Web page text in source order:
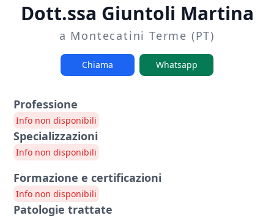
Dott.ssa Giuntoli Martina
a Montecatini Terme (PT)
Chiama Whatsapp
Professione
Info non disponibili
Specializzazioni
Info non disponibili
Formazione e certificazioni
Info non disponibili
Patologie trattate